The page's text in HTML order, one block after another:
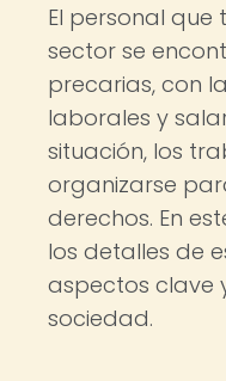
El personal
sector se
precarias, con
laborales y
situación, los
organizarse
derechos. En
los detalles de
aspectos clave
sociedad.